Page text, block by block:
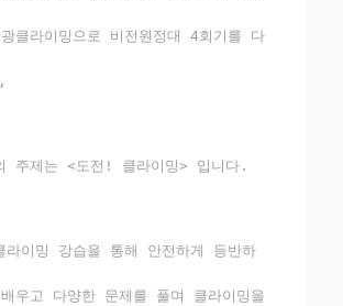
클라이밍으로 비전원정대 4회기를 다
주제는 <도전! 클라이밍> 입니다.
라이밍 강습을 통해 안전하게 등반하
우고 다양한 문제를 풀며 클라이밍을